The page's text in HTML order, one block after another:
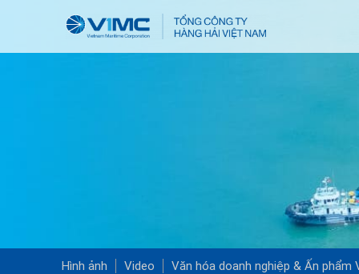
Hình ảnh Video Văn hóa doanh nghiệp & Ấn phẩm